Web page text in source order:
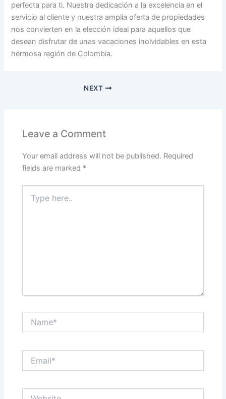
perfecta para ti. Nuestra dedicación a la excelencia en el
servicio al cliente y nuestra amplia oferta de propiedades
nos convierten en la elección ideal para aquellos que
desean disfrutar de unas vacaciones inolvidables en esta
hermosa región de Colombia.
NEXT
Leave a Comment
Your email address will not be published. Required
fields are marked *
here..